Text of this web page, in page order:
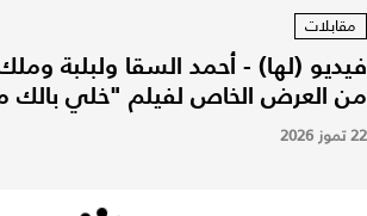
مقابلات
فيديو (لها) - أحمد السقا ولبلبة
من العرض الخاص لفيلم "خلي
22 تموز 2026